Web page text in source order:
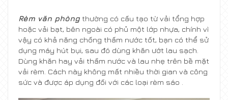
Rèm văn phòng thường có cấu tạo từ vải tổng hợp
hoặc vải bạt, bên ngoài có phủ một lớp nhựa, chính vì
vậy có khả năng chống thấm nước tốt, bạn có thể sử
dụng máy hút bụi, sau đó dùng khăn ướt lau sạch.
Dùng khăn hay vải thấm nước và lau nhẹ trên bề mặt
vải rèm. Cách này không mất nhiều thời gian và công
sức và được áp dụng đối với các loại rèm sáo .